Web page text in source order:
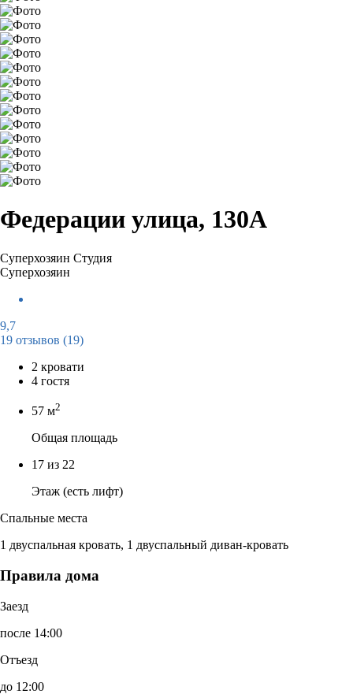
Федерации улица, 130А
Суперхозяин Студия
Суперхозяин
9,7
19 отзывов (19)
2 кровати
4 гостя
57 м2
Общая площадь
17 из 22
Этаж (есть лифт)
Спальные места
1 двуспальная кровать, 1 двуспальный диван-кровать
Правила дома
Заезд
после 14:00
Отъезд
до 12:00